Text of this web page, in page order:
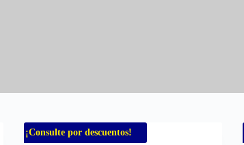
¡Consulte por descuentos!